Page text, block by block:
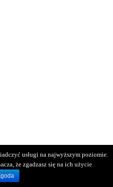
usługi na najwyższym poziomie.
że zgadzasz się na ich użycie.